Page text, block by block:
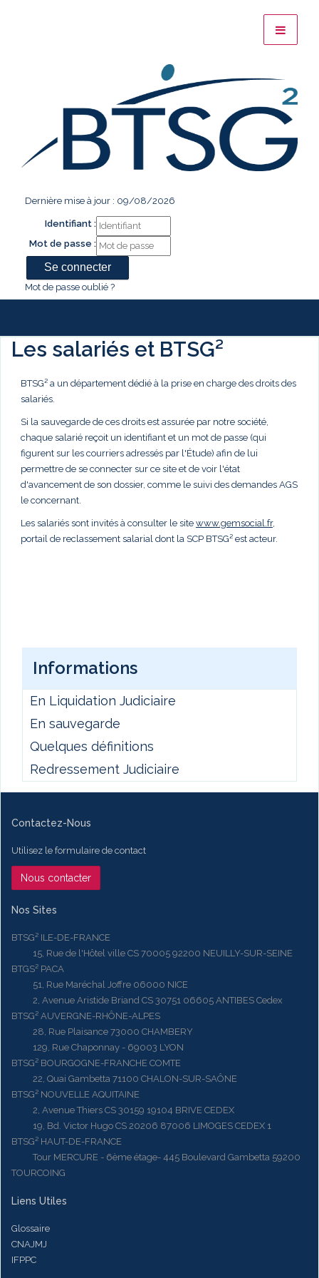
Dernière mise à jour : 09/08/2026
Identifiant :
Mot de passe :
Mot de passe oublié ?
Les salariés et BTSG²
BTSG² a un département dédié à la prise en charge des droits des
salariés.
Si la sauvegarde de ces droits est assurée par notre société,
chaque salarié reçoit un identifiant et un mot de passe (qui
figurent sur les courriers adressés par l'Étude) afin de lui
permettre de se connecter sur ce site et de voir l'état
d'avancement de son dossier, comme le suivi des demandes AGS
le concernant.
Les salariés sont invités à consulter le site www.gemsocial.fr,
portail de reclassement salarial dont la SCP BTSG² est acteur.
Informations
En Liquidation Judiciaire
En sauvegarde
Quelques définitions
Redressement Judiciaire
Contactez-Nous
Utilisez le formulaire de contact
Nous contacter
Nos Sites
BTSG² ILE-DE-FRANCE
15, Rue de l'Hôtel ville CS 70005 92200 NEUILLY-SUR-SEINE
BTGS² PACA
51, Rue Maréchal Joffre 06000 NICE
2, Avenue Aristide Briand CS 30751 06605 ANTIBES Cedex
BTSG² AUVERGNE-RHÔNE-ALPES
28, Rue Plaisance 73000 CHAMBERY
129, Rue Chaponnay - 69003 LYON
BTSG² BOURGOGNE-FRANCHE COMTE
22, Quai Gambetta 71100 CHALON-SUR-SAÔNE
BTSG² NOUVELLE AQUITAINE
2, Avenue Thiers CS 30159 19104 BRIVE CEDEX
19, Bd. Victor Hugo CS 20206 87006 LIMOGES CEDEX 1
BTSG² HAUT-DE-FRANCE
Tour MERCURE - 6ème étage- 445 Boulevard Gambetta 59200
TOURCOING
Liens Utiles
Glossaire
CNAJMJ
IFPPC